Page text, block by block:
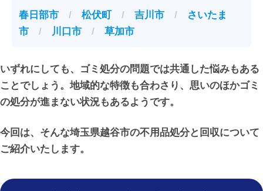
春日部市 / 松伏町 / 吉川市 /
さいたま
市 / 川口市 / 草加市
いずれにしても、ゴミ処分の問題では共通した悩みもある
ことでしょう。地域的な特徴も合わさり、思いのほかゴミ
の処分が進まない状況もあるようです。
今回は、そんな埼玉県越谷市の不用品処分と回収について
ご紹介いたします。